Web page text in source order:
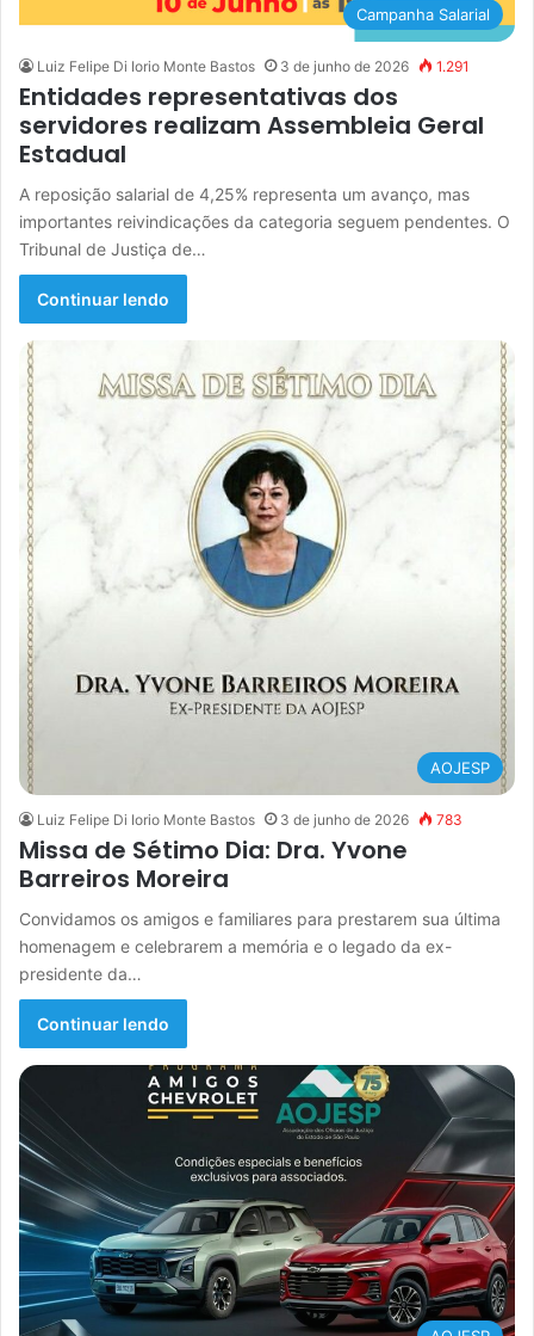
Campanha Salarial
Luiz Felipe Di Iorio Monte Bastos 3 de junho de 2026 1.291
Entidades representativas dos
servidores realizam Assembleia Geral
Estadual
A reposição salarial de 4,25% representa um avanço, mas
importantes reivindicações da categoria seguem pendentes. O
Tribunal de Justiça de…
Continuar lendo
AOJESP
Luiz Felipe Di Iorio Monte Bastos 3 de junho de 2026 783
Missa de Sétimo Dia: Dra. Yvone
Barreiros Moreira
Convidamos os amigos e familiares para prestarem sua última
homenagem e celebrarem a memória e o legado da ex-
presidente da…
Continuar lendo